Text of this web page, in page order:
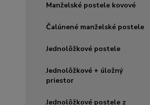
Manželské postele kovové
Čalúnené manželské postele
Jednolôžkové postele
Jednolôžkové + úložný
priestor
Jednolôžkové postele z